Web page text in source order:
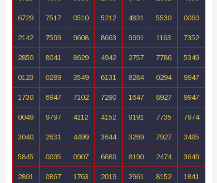
6729 7517 0510 5212 4831 5530 0060
2142 7599 9608 8663 9991 1163 7352
2850 8041 8629 4942 2757 7786 5349
0123 0289 3549 6131 8284 0294 9947
1730 6947 7102 7290 1647 8927 9947
0049 9797 4112 4152 9191 7735 7974
3040 2631 4499 3644 3269 7927 3495
5845 0095 0907 6689 8190 2474 3649
2891 0867 1763 2019 2961 8152 1841